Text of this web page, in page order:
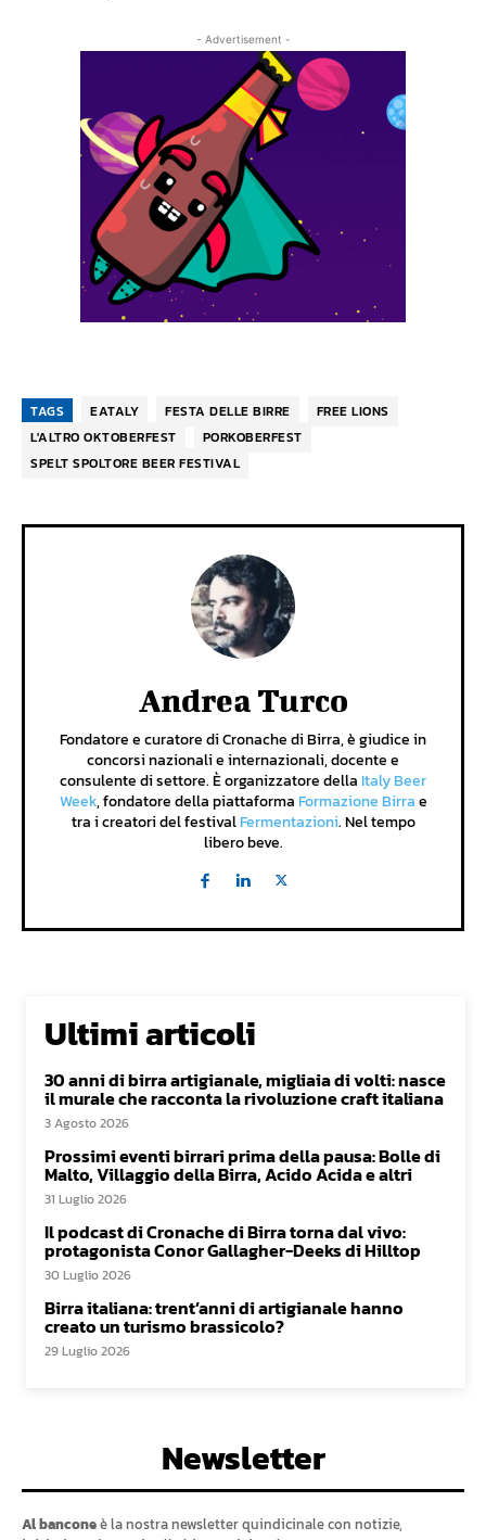
- Advertisement -
TAGS EATALY FESTA DELLE BIRRE
FREE LIONS
L'ALTRO OKTOBERFEST
PORKOBERFEST
SPELT SPOLTORE BEER FESTIVAL
Andrea Turco
Fondatore e curatore di Cronache di Birra, è giudice in
concorsi nazionali e internazionali, docente e
consulente di settore. È organizzatore della Italy Beer
Week, fondatore della piattaforma Formazione Birrae
tra i creatori del festivalFermentazioni. Nel tempo
libero beve.
Ultimi articoli
30 anni di birra artigianale, migliaia di volti: nasce
il murale che racconta la rivoluzione craft italiana
3 Agosto 2026
Prossimi eventi birrari prima della pausa: Bolle di
Malto, Villaggio della Birra, Acido Acida e altri
31 Luglio 2026
Il podcast di Cronache di Birra torna dal vivo:
protagonista Conor Gallagher-Deeks di Hilltop
30 Luglio 2026
Birra italiana: trent’anni di artigianale hanno
creato un turismo brassicolo?
29 Luglio 2026
Newsletter
Al banconeè la nostra newsletter quindicinale con notizie,